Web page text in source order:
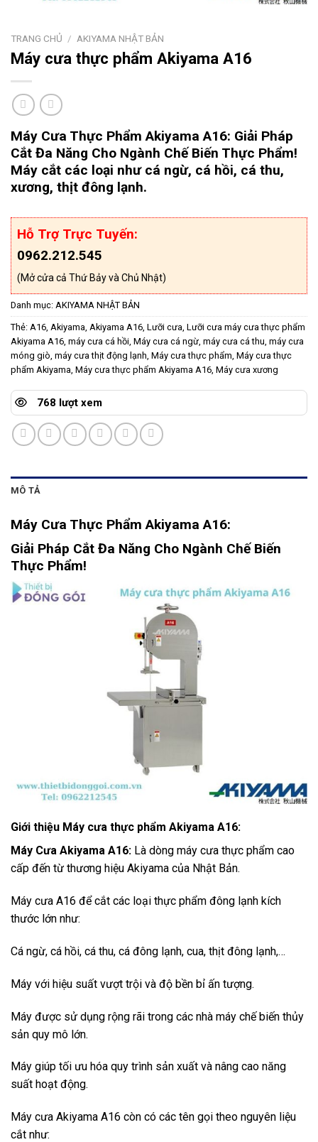
TRANG CHỦ / AKIYAMA NHẬT BẢN
Máy cưa thực phẩm Akiyama A16
Máy Cưa Thực Phẩm Akiyama A16: Giải Pháp
Cắt Đa Năng Cho Ngành Chế Biến Thực Phẩm!
Máy cắt các loại như cá ngừ, cá hồi, cá thu,
xương, thịt đông lạnh.
Hỗ Trợ Trực Tuyến:
0962.212.545
(Mở cửa cả Thứ Bảy và Chủ Nhật)
Danh mục: AKIYAMA NHẬT BẢN
Thẻ: A16 Akiyama Akiyama A16 Lưỡi cưa Lưỡi cưa máy cưa thực phẩm
Akiyama A16 máy cưa cá hồi Máy cưa cá ngừ máy cưa cá thu máy cưa
móng giò máy cưa thịt động lạnh Máy cưa thực phẩm Máy cưa thực
phẩm Akiyama Máy cưa thực phẩm Akiyama A16 Máy cưa xương
768 lượt xem
MÔ TẢ
Máy Cưa Thực Phẩm Akiyama A16:
Giải Pháp Cắt Đa Năng Cho Ngành Chế Biến
Thực Phẩm!
Giới thiệu Máy cưa thực phẩm Akiyama A16:
Máy Cưa Akiyama A16: Là dòng máy cưa thực phẩm cao
cấp đến từ thương hiệu Akiyama của Nhật Bản.
Máy cưa A16 để cắt các loại thực phẩm đông lạnh kích
thước lớn như:
Cá ngừ, cá hồi, cá thu, cá đông lạnh, cua, thịt đông lạnh,…
Máy với hiệu suất vượt trội và độ bền bỉ ấn tượng.
Máy được sử dụng rộng rãi trong các nhà máy chế biến thủy
sản quy mô lớn.
Máy giúp tối ưu hóa quy trình sản xuất và nâng cao năng
suất hoạt động.
Máy cưa Akiyama A16 còn có các tên gọi theo nguyên liệu
cắt như: